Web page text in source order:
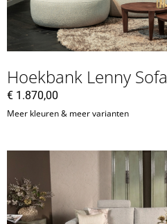
Hoekbank Lenny Sofa
€ 1.870,00
Meer kleuren & meer varianten